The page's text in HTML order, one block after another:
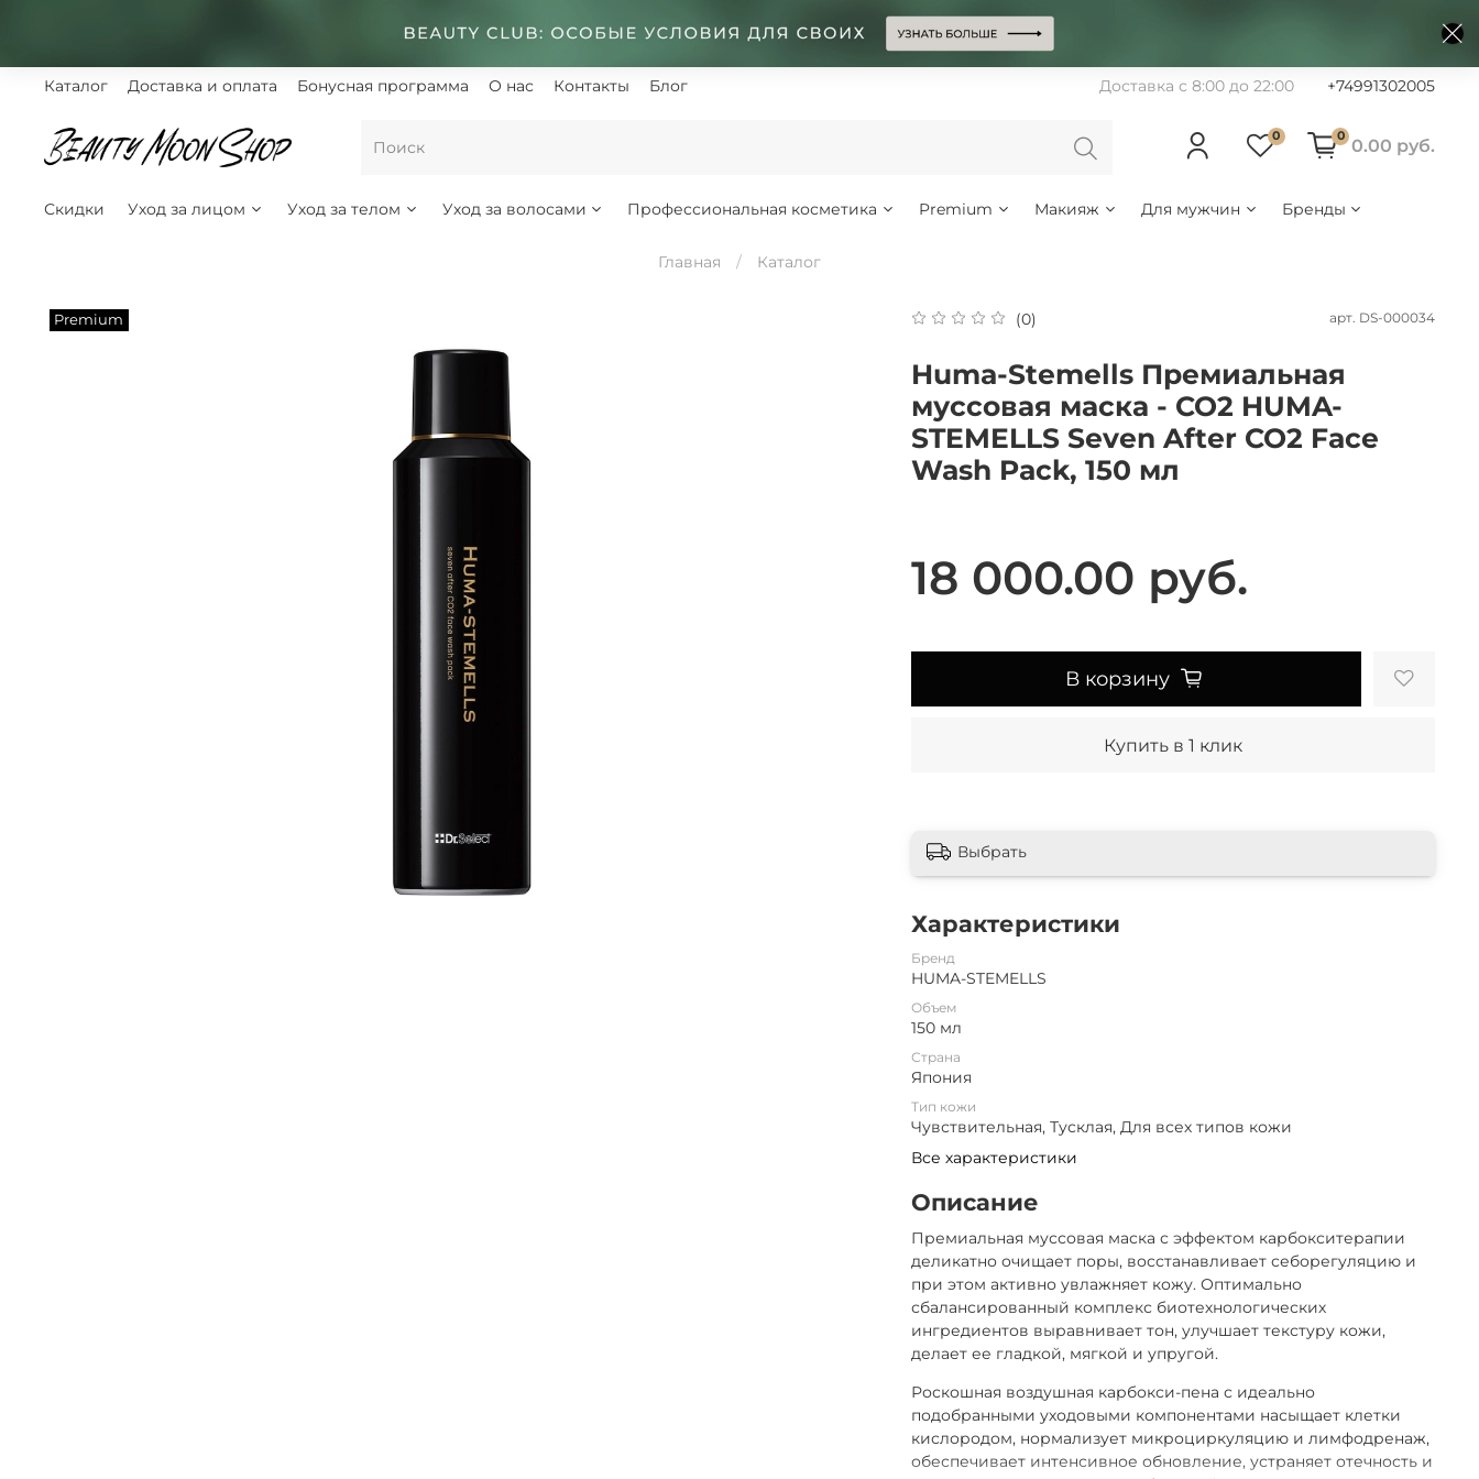
Каталог Доставка и оплата Бонусная программа О нас Контакты Блог Доставка с 8:00 до 22:00 +74991302005
0 0 0.00 руб.
Скидки Уход за лицом Уход за телом Уход за волосами Профессиональная косметика Premium Макияж Для мужчин Бренды
Главная Каталог
Premium (0) арт. DS-000034
Huma-Stemells Премиальная
муссовая маска - СО2 HUMA-
STEMELLS Seven After CO2 Face
Wash Pack, 150 мл
18 000.00 руб.
В корзину
Купить в 1 клик
Выбрать
Характеристики
Бренд
HUMA-STEMELLS
Объем
150 мл
Страна
Япония
Тип кожи
Чувствительная, Тусклая, Для всех типов кожи
Все характеристики
Описание
Премиальная муссовая маска с эффектом карбокситерапии
деликатно очищает поры, восстанавливает себорегуляцию и
при этом активно увлажняет кожу. Оптимально
сбалансированный комплекс биотехнологических
ингредиентов выравнивает тон, улучшает текстуру кожи,
делает ее гладкой, мягкой и упругой.
Роскошная воздушная карбокси-пена с идеально
подобранными уходовыми компонентами насыщает клетки
кислородом, нормализует микроциркуляцию и лимфодренаж,
обеспечивает интенсивное обновление, устраняет отечность и